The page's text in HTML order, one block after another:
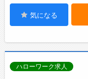
気になる
ハローワーク求人